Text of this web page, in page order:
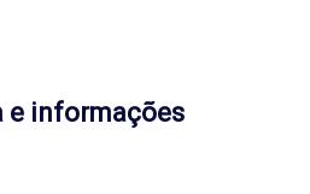
e informações